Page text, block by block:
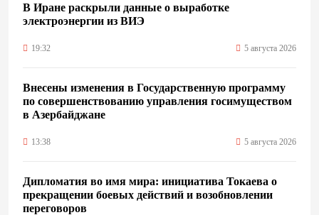
В Иране раскрыли данные о выработке
электроэнергии из ВИЭ
19:32 5 августа 2026
Внесены изменения в Государственную программу
по совершенствованию управления госимуществом
в Азербайджане
13:38 5 августа 2026
Дипломатия во имя мира: инициатива Токаева о
прекращении боевых действий и возобновлении
переговоров